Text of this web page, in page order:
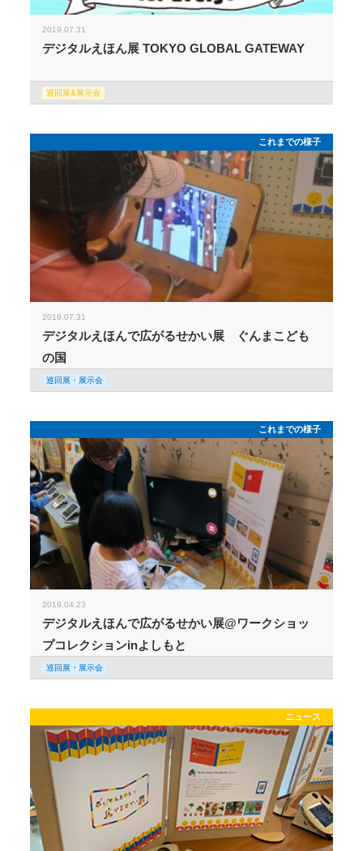
2019.07.31
デジタルえほん展 TOKYO GLOBAL GATEWAY
巡回展&展示会
これまでの様子
2019.07.31
デジタルえほんで広がるせかい展 ぐんまこども
の国
巡回展・展示会
これまでの様子
2019.04.23
デジタルえほんで広がるせかい展@ワークショッ
プコレクションinよしもと
巡回展・展示会
ニュース